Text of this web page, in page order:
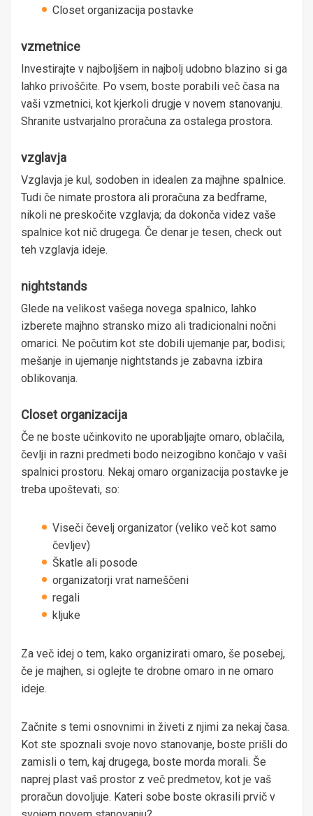
Closet organizacija postavke
vzmetnice
Investirajte v najboljšem in najbolj udobno blazino si ga
lahko privoščite. Po vsem, boste porabili več časa na
vaši vzmetnici, kot kjerkoli drugje v novem stanovanju.
Shranite ustvarjalno proračuna za ostalega prostora.
vzglavja
Vzglavja je kul, sodoben in idealen za majhne spalnice.
Tudi če nimate prostora ali proračuna za bedframe,
nikoli ne preskočite vzglavja; da dokonča videz vaše
spalnice kot nič drugega. Če denar je tesen, check out
teh vzglavja ideje.
nightstands
Glede na velikost vašega novega spalnico, lahko
izberete majhno stransko mizo ali tradicionalni nočni
omarici. Ne počutim kot ste dobili ujemanje par, bodisi;
mešanje in ujemanje nightstands je zabavna izbira
oblikovanja.
Closet organizacija
Če ne boste učinkovito ne uporabljajte omaro, oblačila,
čevlji in razni predmeti bodo neizogibno končajo v vaši
spalnici prostoru. Nekaj ​​omaro organizacija postavke je
treba upoštevati, so:
Viseči čevelj organizator (veliko več kot samo
čevljev)
Škatle ali posode
organizatorji vrat nameščeni
regali
kljuke
Za več idej o tem, kako organizirati omaro, še posebej,
če je majhen, si oglejte te drobne omaro in ne omaro
ideje.
Začnite s temi osnovnimi in živeti z njimi za nekaj časa.
Kot ste spoznali svoje novo stanovanje, boste prišli do
zamisli o tem, kaj drugega, boste morda morali. Še
naprej plast vaš prostor z več predmetov, kot je vaš
proračun dovoljuje. Kateri sobe boste okrasili prvič v